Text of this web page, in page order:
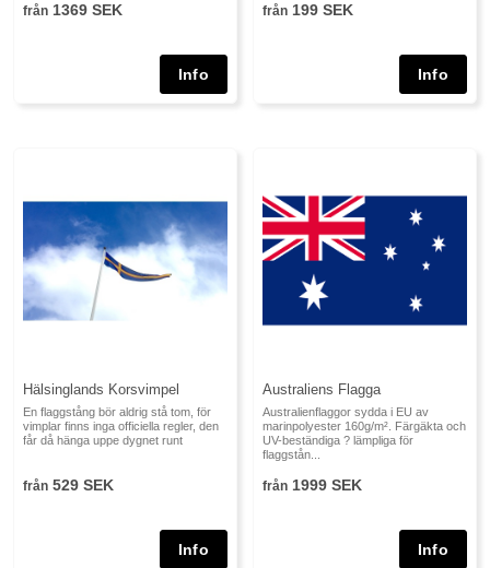
från 1369 SEK från 199 SEK
Hälsinglands Korsvimpel
En flaggstång bör aldrig stå tom, för
vimplar finns inga officiella regler, den
får då hänga uppe dygnet runt
från 529 SEK
Australiens Flagga
Australienflaggor sydda i EU av
marinpolyester 160g/m². Färgäkta och
UV-beständiga ? lämpliga för
flaggstån...
från 1999 SEK